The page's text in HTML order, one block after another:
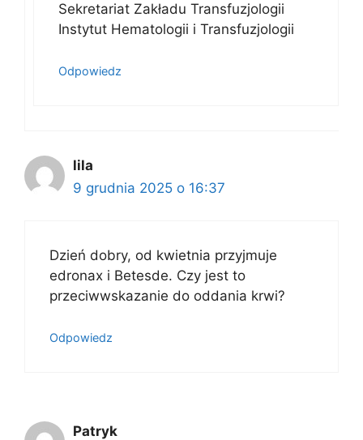
Sekretariat Zakładu Transfuzjologii
Instytut Hematologii i Transfuzjologii
Odpowiedz
lila
9 grudnia 2025 o 16:37
Dzień dobry, od kwietnia przyjmuje
edronax i Betesde. Czy jest to
przeciwwskazanie do oddania krwi?
Odpowiedz
Patryk